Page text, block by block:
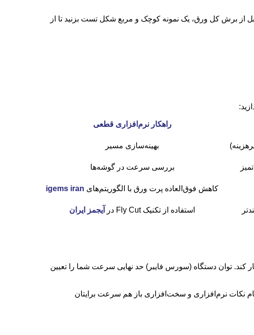
از برش کل ورق، یک نمونه کوچک و مربع شکل تست بزنید تا از
راهکار نرم‌افزاری قطعی
بهینه‌سازی مسیر
بررسی سرعت در گوشه‌ها
کاهش فوق‌العاده پرت ورق با الگوریتم‌های igems iran
استفاده از تکنیک Fly Cut در آیجمز ایران
نمی‌توانید از یک دستگاه 1 کیلووات انتظار داشته باشید که با سرعت یک دستگاه 6 کیلووات کار کند. توان دستگاه (سورس فایبر) حد نهایی سرعت شما را تعیین
نکات نرم‌افزاری و سخت‌افزاری باز هم سرعت برایتان